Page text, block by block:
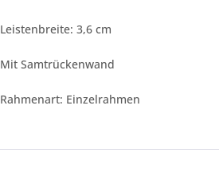
Leistenbreite: 3,6 cm
Mit Samtrückenwand
Rahmenart: Einzelrahmen